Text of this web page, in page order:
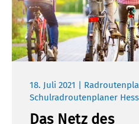
18. Juli 2021 |
Schulradroutenplaner
Das Netz des